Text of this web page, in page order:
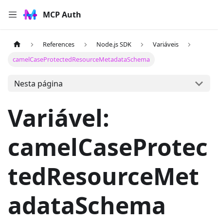
MCP Auth
References Node.js SDK
Variáveis
camelCaseProtectedResourceMetadataSchema
Nesta página
Variável:
camelCaseProtec
tedResourceMet
adataSchema